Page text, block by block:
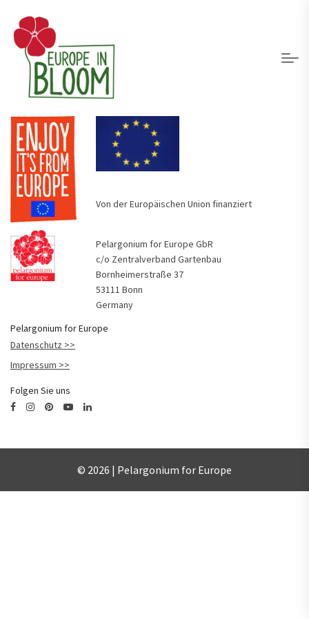
Von der Europäischen Union finanziert
Pelargonium for Europe GbR
c/o Zentralverband Gartenbau
Bornheimerstraße 37
53111 Bonn
Germany
Pelargonium for Europe
Datenschutz
Impressum
Folgen Sie uns
© 2026 | Pelargonium for Europe